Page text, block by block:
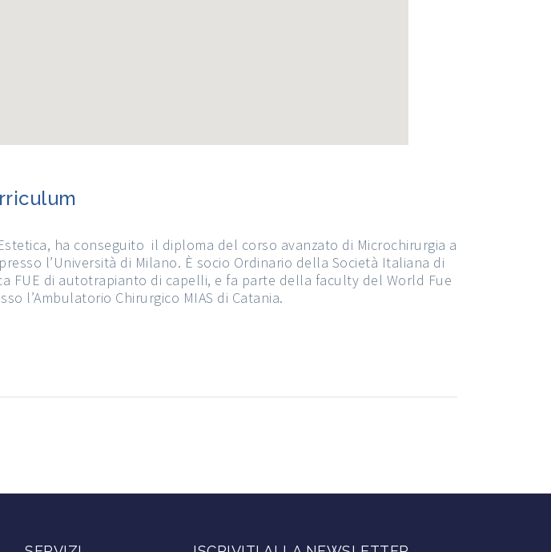
ha conseguito il diploma del corso avanzato di Microchirurgia a
l’Università di Milano. È socio Ordinario della Società Italiana di
FUE di autotrapianto di capelli, e fa parte della faculty del World Fue
l’Ambulatorio Chirurgico MIAS di Catania.